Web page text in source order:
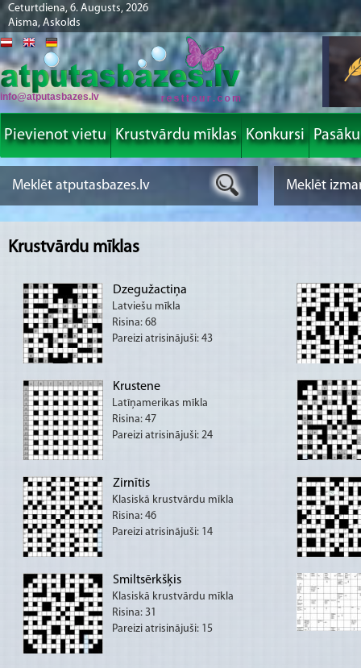
Ceturtdiena, 6. Augusts, 2026
Aisma, Askolds
info@atputasbazes.lv
Pievienot vietu Krustvārdu mīklas Konkursi
Krustvārdu mīklas
Dzegužactiņa
Latviešu mīkla
Risina: 68
Pareizi atrisinājuši: 43
Krustene
Latīņamerikas mīkla
Risina: 47
Pareizi atrisinājuši: 24
Zirnītis
Klasiskā krustvārdu mīkla
Risina: 46
Pareizi atrisinājuši: 14
Smiltsērkšķis
Klasiskā krustvārdu mīkla
Risina: 31
Pareizi atrisinājuši: 15